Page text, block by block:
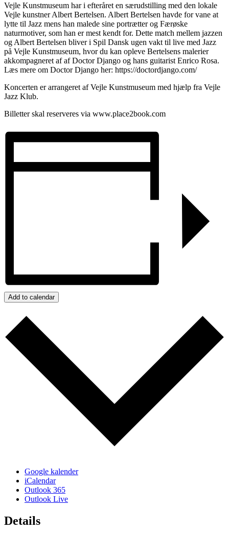
Vejle Kunstmuseum har i efteråret en særudstilling med den lokale
Vejle kunstner Albert Bertelsen. Albert Bertelsen havde for vane at
lytte til Jazz mens han malede sine portrætter og Færøske
naturmotiver, som han er mest kendt for. Dette match mellem jazzen
og Albert Bertelsen bliver i Spil Dansk ugen vakt til live med Jazz
på Vejle Kunstmuseum, hvor du kan opleve Bertelsens malerier
akkompagneret af af Doctor Django og hans guitarist Enrico Rosa.
Læs mere om Doctor Django her: https://doctordjango.com/
Koncerten er arrangeret af Vejle Kunstmuseum med hjælp fra Vejle
Jazz Klub.
Billetter skal reserveres via www.place2book.com
Add to calendar
Google kalender
iCalendar
Outlook 365
Outlook Live
Details